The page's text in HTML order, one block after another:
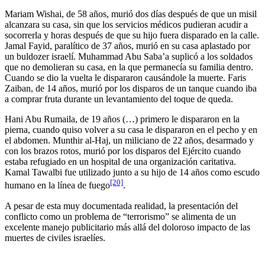
Mariam Wishai, de 58 años, murió dos días después de que un misil
alcanzara su casa, sin que los servicios médicos pudieran acudir a
socorrerla y horas después de que su hijo fuera disparado en la calle.
Jamal Fayid, paralítico de 37 años, murió en su casa aplastado por
un buldozer israelí. Muhammad Abu Saba’a suplicó a los soldados
que no demolieran su casa, en la que permanecía su familia dentro.
Cuando se dio la vuelta le dispararon causándole la muerte. Faris
Zaiban, de 14 años, murió por los disparos de un tanque cuando iba
a comprar fruta durante un levantamiento del toque de queda.
Hani Abu Rumaila, de 19 años (…) primero le dispararon en la
pierna, cuando quiso volver a su casa le dispararon en el pecho y en
el abdomen. Munthir al-Haj, un miliciano de 22 años, desarmado y
con los brazos rotos, murió por los disparos del Ejército cuando
estaba refugiado en un hospital de una organización caritativa.
Kamal Tawalbi fue utilizado junto a su hijo de 14 años como escudo
humano en la línea de fuego[20].
A pesar de esta muy documentada realidad, la presentación del
conflicto como un problema de “terrorismo” se alimenta de un
excelente manejo publicitario más allá del doloroso impacto de las
muertes de civiles israelíes.